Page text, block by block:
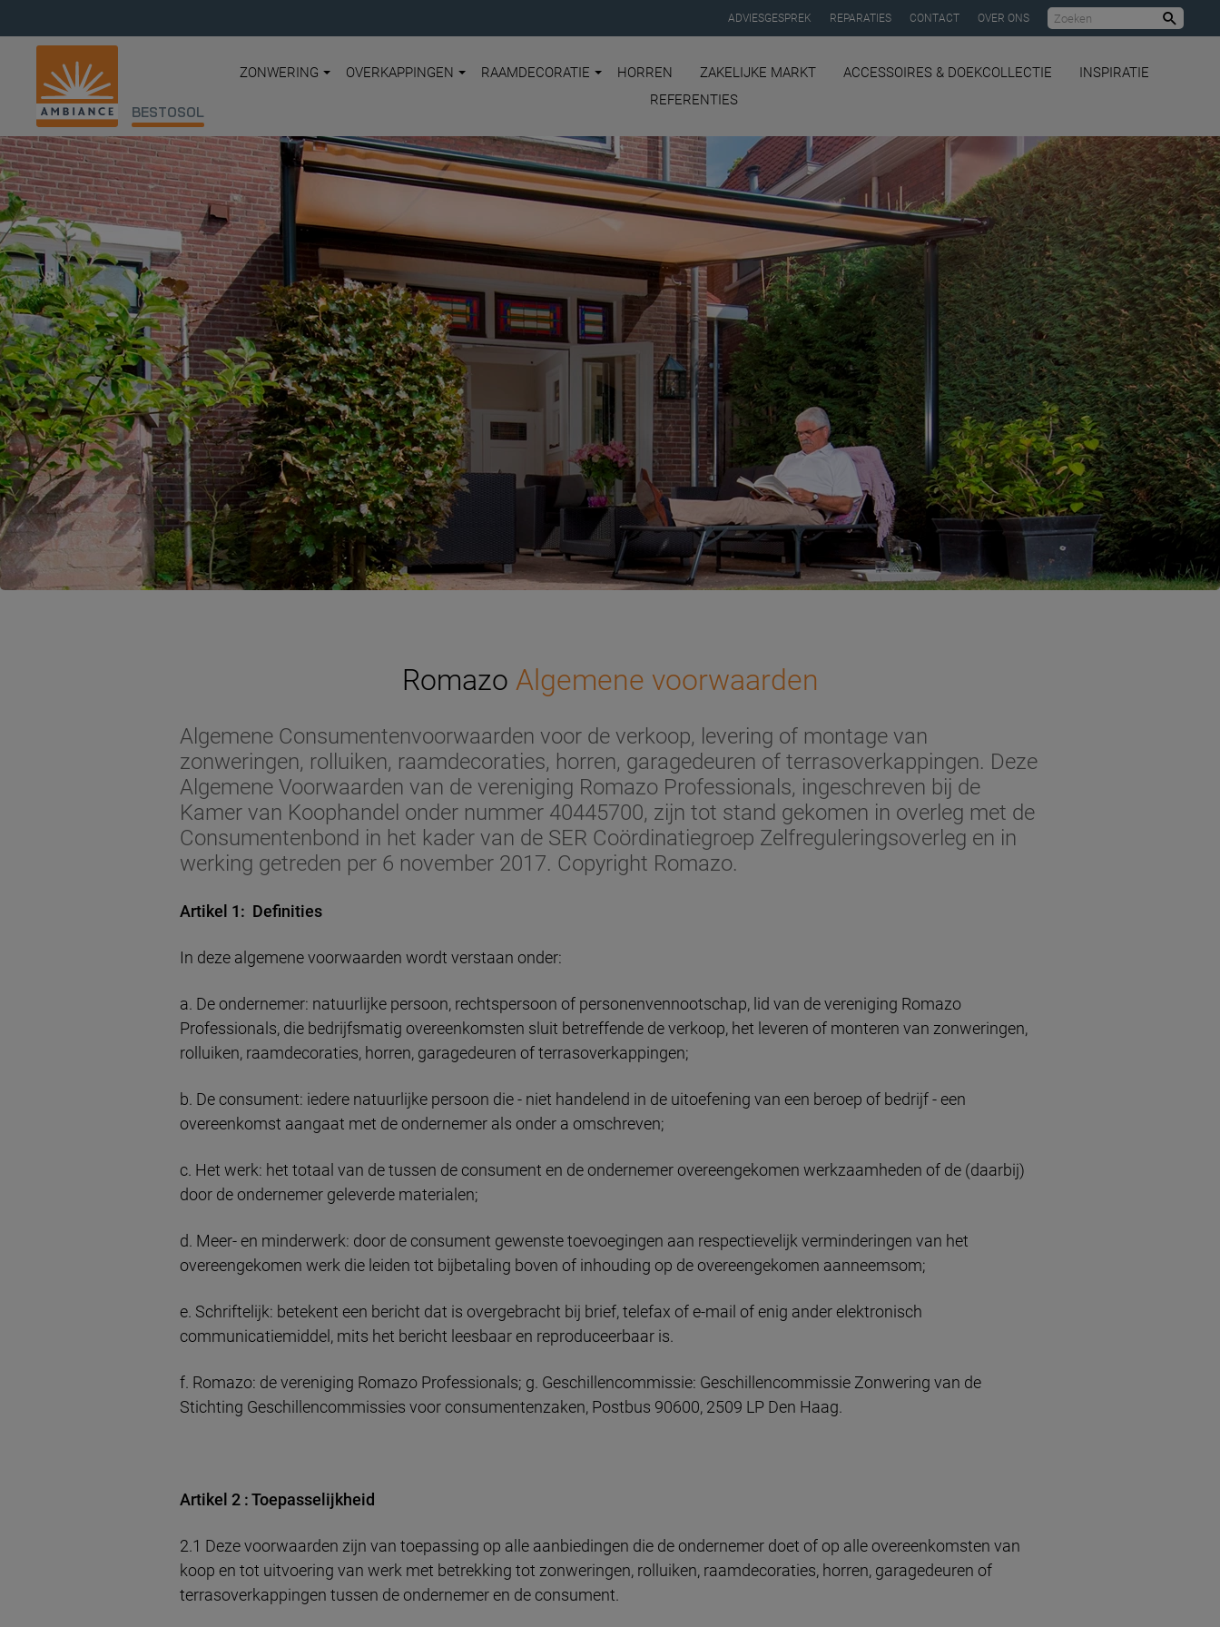
ADVIESGESPREK REPARATIES CONTACT OVER ONS
BESTOSOL
ZONWERING OVERKAPPINGEN RAAMDECORATIE HORREN ZAKELIJKE MARKT ACCESSOIRES & DOEKCOLLECTIE
INSPIRATIE
REFERENTIES
Romazo Algemene voorwaarden
Algemene Consumentenvoorwaarden voor de verkoop, levering of montage van
zonweringen, rolluiken, raamdecoraties, horren, garagedeuren of terrasoverkappingen. Deze
Algemene Voorwaarden van de vereniging Romazo Professionals, ingeschreven bij de
Kamer van Koophandel onder nummer 40445700, zijn tot stand gekomen in overleg met de
Consumentenbond in het kader van de SER Coördinatiegroep Zelfreguleringsoverleg en in
werking getreden per 6 november 2017. Copyright Romazo.
Artikel 1: Definities
In deze algemene voorwaarden wordt verstaan onder:
a. De ondernemer: natuurlijke persoon, rechtspersoon of personenvennootschap, lid van de vereniging Romazo
Professionals, die bedrijfsmatig overeenkomsten sluit betreffende de verkoop, het leveren of monteren van zonweringen,
rolluiken, raamdecoraties, horren, garagedeuren of terrasoverkappingen;
b. De consument: iedere natuurlijke persoon die - niet handelend in de uitoefening van een beroep of bedrijf - een
overeenkomst aangaat met de ondernemer als onder a omschreven;
c. Het werk: het totaal van de tussen de consument en de ondernemer overeengekomen werkzaamheden of de (daarbij)
door de ondernemer geleverde materialen;
d. Meer- en minderwerk: door de consument gewenste toevoegingen aan respectievelijk verminderingen van het
overeengekomen werk die leiden tot bijbetaling boven of inhouding op de overeengekomen aanneemsom;
e. Schriftelijk: betekent een bericht dat is overgebracht bij brief, telefax of e-mail of enig ander elektronisch
communicatiemiddel, mits het bericht leesbaar en reproduceerbaar is.
f. Romazo: de vereniging Romazo Professionals; g. Geschillencommissie: Geschillencommissie Zonwering van de
Stichting Geschillencommissies voor consumentenzaken, Postbus 90600, 2509 LP Den Haag.
Artikel 2 : Toepasselijkheid
2.1 Deze voorwaarden zijn van toepassing op alle aanbiedingen die de ondernemer doet of op alle overeenkomsten van
koop en tot uitvoering van werk met betrekking tot zonweringen, rolluiken, raamdecoraties, horren, garagedeuren of
terrasoverkappingen tussen de ondernemer en de consument.